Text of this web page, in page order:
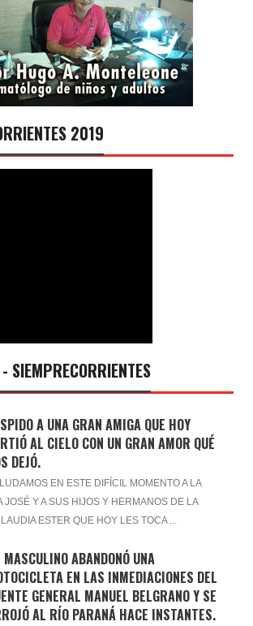
2019
SIEMPRECORRIENTES
A UNA GRAN AMIGA QUE HOY
AL CIELO CON UN GRAN AMOR QUÉ
DEJÓ.
EN ESTE DIFÍCIL MOMENTO A LA
JOSÉ Y A SUS HIJOS Y HERMANOS DE LA
ESTER QUE HOY LES TOCA ...
MASCULINO ABANDONÓ UNA
EN LAS INMEDIACIONES DEL
GENERAL MANUEL BELGRANO Y SE
AL RÍO PARANÁ HACE INSTANTES.